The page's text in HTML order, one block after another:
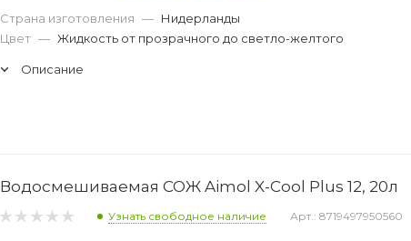
Страна изготовления — Нидерланды
Цвет — Жидкость от прозрачного до светло-желтого
Описание
Водосмешиваемая СОЖ Aimol X-Cool Plus 12, 20л
Узнать свободное наличие Арт.: 8719497950560